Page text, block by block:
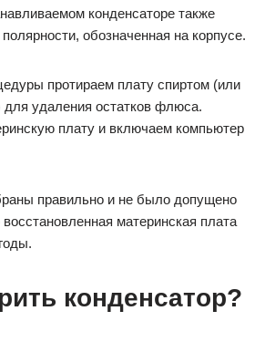
конденсаторе также
обозначенная на корпусе.
протираем плату спиртом (или
удаления остатков флюса.
плату и включаем компьютер
правильно и не было допущено
материнская плата
конденсатор?